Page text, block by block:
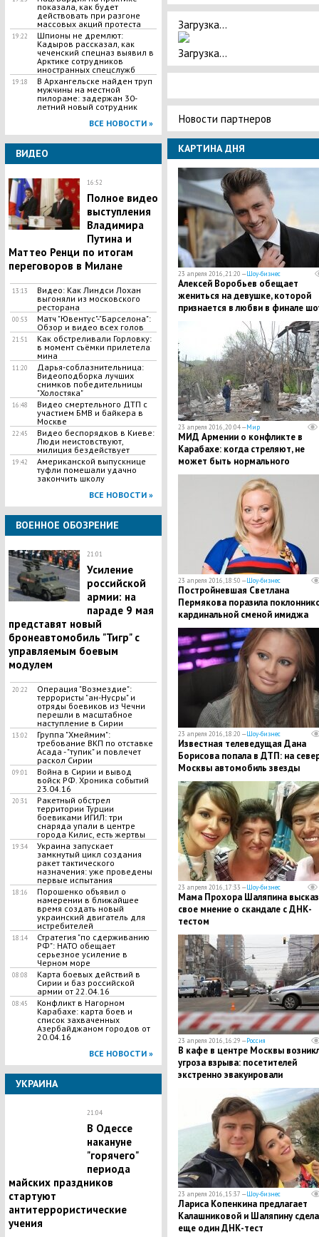
показала, как будет
действовать при разгоне
массовых акций протеста
19:22
Шпионы не дремлют:
Кадыров рассказал, как
чеченский спецназ выявил в
Арктике сотрудников
иностранных спецслужб
19:18
В Архангельске найден труп
мужчины на местной
пилораме: задержан 30-
летний новый сотрудник
ВСЕ НОВОСТИ »
ВИДЕО
16:52
Полное видео
выступления
Владимира
Путина и
Маттео Ренци по итогам
переговоров в Милане
13:13
Видео: Как Линдси Лохан
выгоняли из московского
ресторана
00:53
Матч "Ювентус"-"Барселона":
Обзор и видео всех голов
21:51
Как обстреливали Горловку:
в момент съёмки прилетела
мина
11:20
Дарья-соблазнительница:
Видеоподборка лучших
снимков победительницы
"Холостяка"
16:48
Видео смертельного ДТП с
участием БМВ и байкера в
Москве
22:45
Видео беспорядков в Киеве:
Люди неистовствуют,
милиция бездействует
19:42
Американской выпускнице
туфли помешали удачно
закончить школу
ВСЕ НОВОСТИ »
ВОЕННОЕ ОБОЗРЕНИЕ
21:01
Усиление
российской
армии: на
параде 9 мая
представят новый
бронеавтомобиль "Тигр" с
управляемым боевым
модулем
20:22
Операция "Возмездие":
террористы "ан-Нусры" и
отряды боевиков из Чечни
перешли в масштабное
наступление в Сирии
13:02
Группа "Хмеймим":
требование ВКП по отставке
Асада - "тупик" и повлечет
раскол Сирии
09:01
Война в Сирии и вывод
войск РФ. Хроника событий
23.04.16
20:31
Ракетный обстрел
территории Турции
боевиками ИГИЛ: три
снаряда упали в центре
города Килис, есть жертвы
19:34
Украина запускает
замкнутый цикл создания
ракет тактического
назначения: уже проведены
первые испытания
18:16
Порошенко объявил о
намерении в ближайшее
время создать новый
украинский двигатель для
истребителей
18:14
Стратегия "по сдерживанию
РФ": НАТО обещает
серьезное усиление в
Черном море
08:08
Карта боевых действий в
Сирии и баз российской
армии от 22.04.16
08:45
Конфликт в Нагорном
Карабахе: карта боев и
список захваченных
Азербайджаном городов от
20.04.16
ВСЕ НОВОСТИ »
УКРАИНА
21:04
В Одессе
накануне
"горячего"
периода
майских праздников
стартуют
антитеррористические
учения
Загрузка...
Загрузка...
Новости партнеров
КАРТИНА ДНЯ
23 апреля 2016, 21:20 —Шоу-бизнес
Алексей Воробьев обещает
жениться на девушке, которой
признается в любви в финале
23 апреля 2016, 20:04 —Мир
МИД Армении о конфликте в
Карабахе: когда стреляют, не
может быть нормального
переговорного процесса
23 апреля 2016, 18:50 —Шоу-бизнес
Постройневшая Светлана
Пермякова поразила
кардинальной сменой имиджа
23 апреля 2016, 18:20 —Шоу-бизнес
Известная телеведущая Дана
Борисова попала в ДТП: на
Москвы автомобиль звезды
подрезал БМВ
23 апреля 2016, 17:33 —Шоу-бизнес
Мама Прохора Шаляпина
свое мнение о скандале с ДНК-
тестом
23 апреля 2016, 16:29 —Россия
В кафе в центре Москвы
угроза взрыва: посетителей
экстренно эвакуировали
23 апреля 2016, 15:37 —Шоу-бизнес
Лариса Копенкина предлагает
Калашниковой и Шаляпину
еще один ДНК-тест